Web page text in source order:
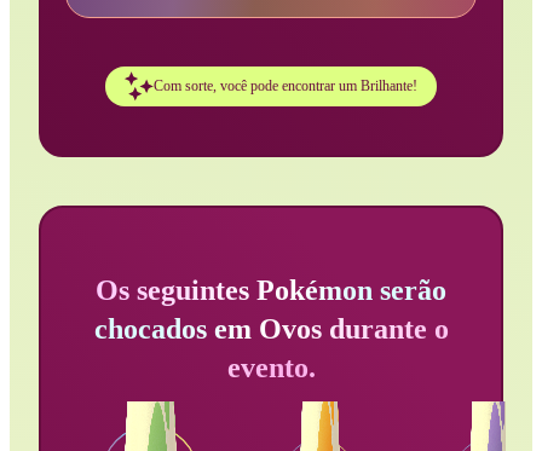
Com sorte, você pode encontrar um Brilhante!
Os seguintes Pokémon serão
chocados em Ovos durante o
evento.